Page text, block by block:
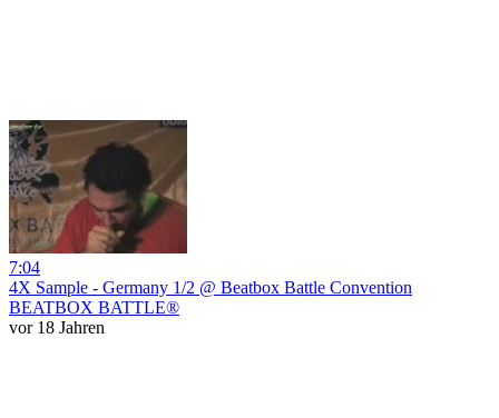
7:04
4X Sample - Germany 1/2 @ Beatbox Battle Convention
BEATBOX BATTLE®
vor 18 Jahren